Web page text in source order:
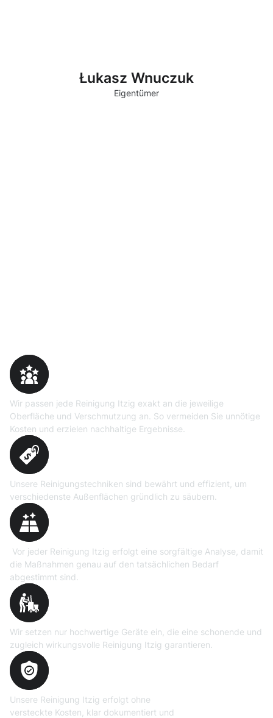
Wir passen jede Reinigung Itzig exakt an die jeweilige
Oberfläche und Verschmutzung an. So vermeiden Sie unnötige
Kosten und erzielen nachhaltige Ergebnisse.
Unsere Reinigungstechniken sind bewährt und effizient, um
verschiedenste Außenflächen gründlich zu säubern.
Łukasz Wnuczuk
Eigentümer
Vor jeder Reinigung Itzig erfolgt eine sorgfältige Analyse, damit
die Maßnahmen genau auf den tatsächlichen Bedarf
abgestimmt sind.
Wir setzen nur hochwertige Geräte ein, die eine schonende und
zugleich wirkungsvolle Reinigung Itzig garantieren.
Unsere Reinigung Itzig erfolgt ohne
versteckte Kosten, klar dokumentiert und